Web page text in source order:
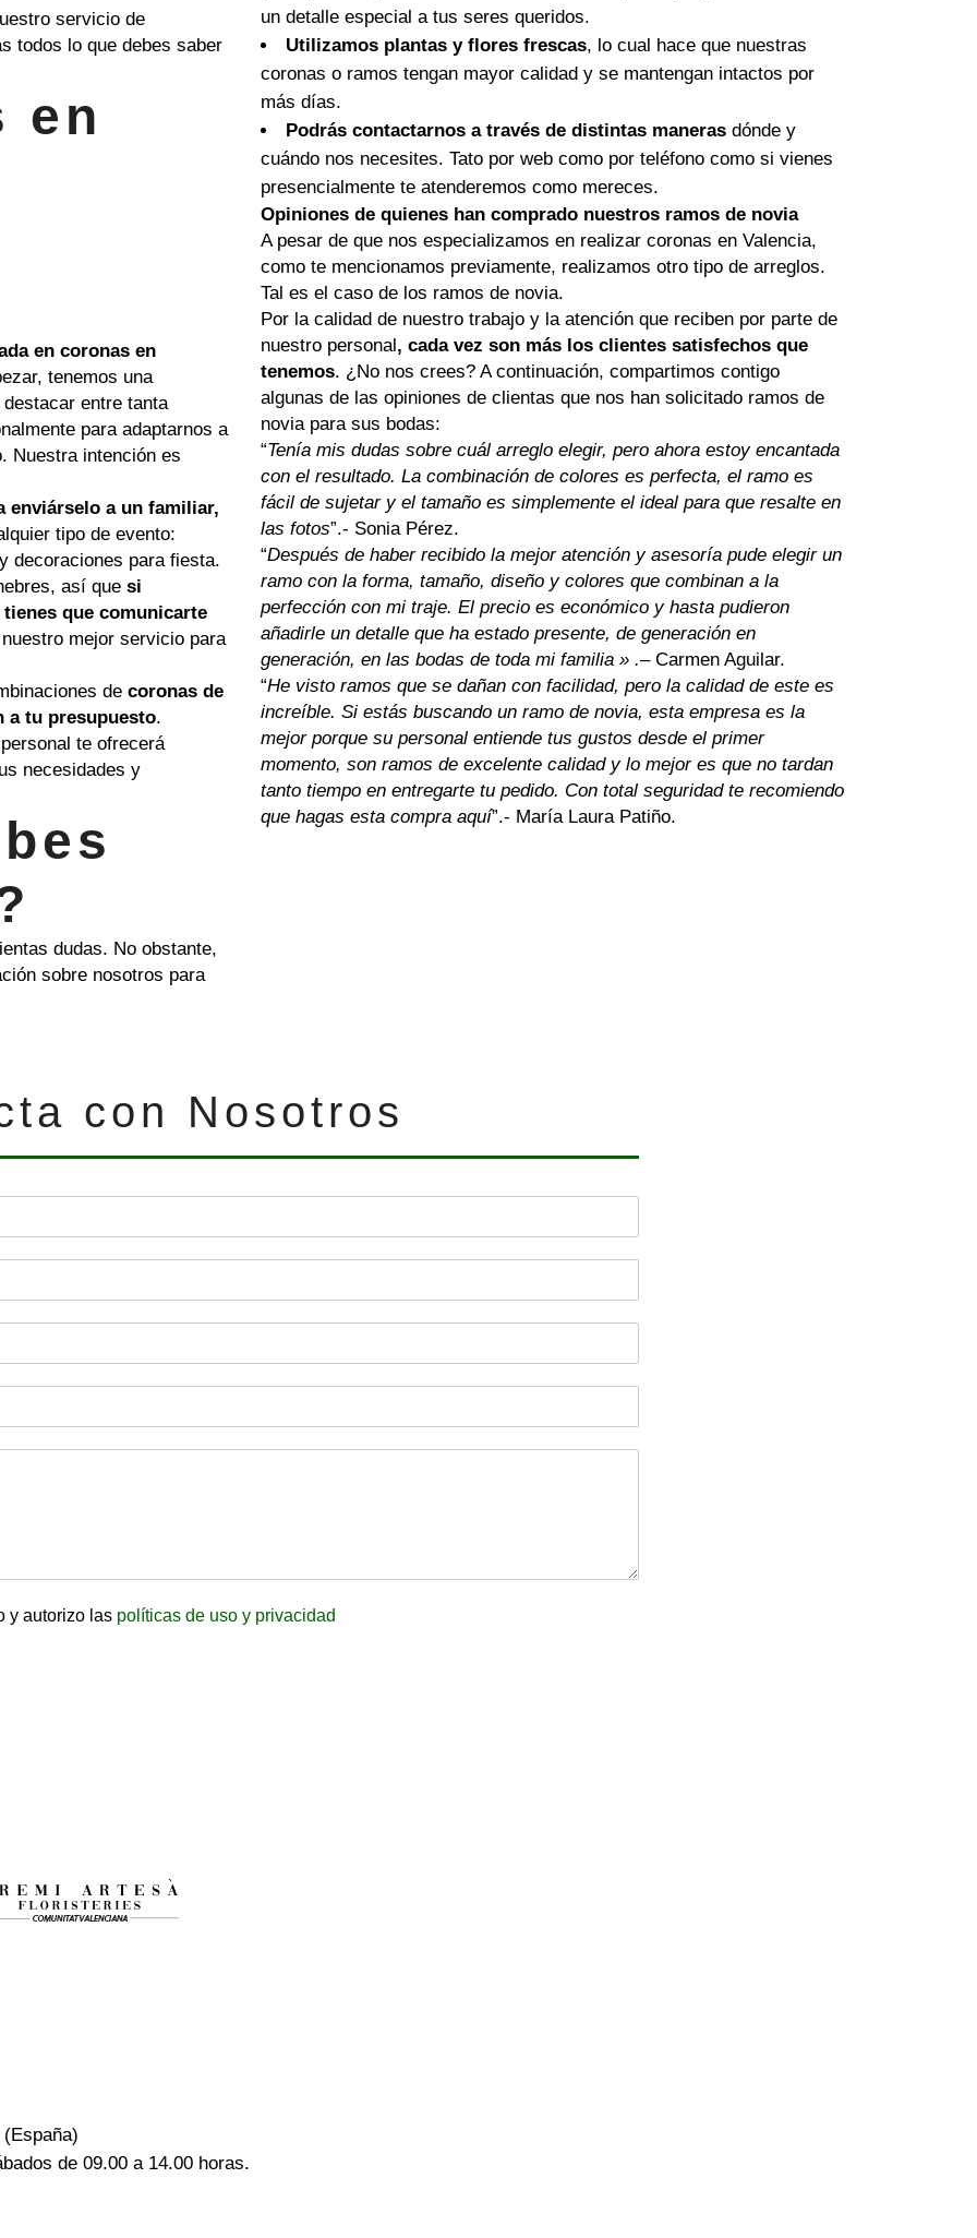
servicio de
todos lo que debes saber
en
en coronas en
tenemos una
entre tanta
para adaptarnos a
Nuestra intención es
enviárselo a un familiar,
tipo de evento:
decoraciones para fiesta.
así que si
que comunicarte
mejor servicio para
de coronas de
a tu presupuesto.
te ofrecerá
necesidades y
dudas. No obstante,
sobre nosotros para
un detalle especial a tus seres queridos.
Utilizamos plantas y flores frescas, lo cual hace que nuestras
coronas o ramos tengan mayor calidad y se mantengan intactos por
más días.
Podrás contactarnos a través de distintas maneras dónde y
cuándo nos necesites. Tato por web como por teléfono como si vienes
presencialmente te atenderemos como mereces.
Opiniones de quienes han comprado nuestros ramos de novia
A pesar de que nos especializamos en realizar coronas en Valencia,
como te mencionamos previamente, realizamos otro tipo de arreglos.
Tal es el caso de los ramos de novia.
Por la calidad de nuestro trabajo y la atención que reciben por parte de
nuestro personal, cada vez son más los clientes satisfechos que
tenemos. ¿No nos crees? A continuación, compartimos contigo
algunas de las opiniones de clientas que nos han solicitado ramos de
novia para sus bodas:
“Tenía mis dudas sobre cuál arreglo elegir, pero ahora estoy encantada
con el resultado. La combinación de colores es perfecta, el ramo es
fácil de sujetar y el tamaño es simplemente el ideal para que resalte en
las fotos”.- Sonia Pérez.
“Después de haber recibido la mejor atención y asesoría pude elegir un
ramo con la forma, tamaño, diseño y colores que combinan a la
perfección con mi traje. El precio es económico y hasta pudieron
añadirle un detalle que ha estado presente, de generación en
generación, en las bodas de toda mi familia » .– Carmen Aguilar.
“He visto ramos que se dañan con facilidad, pero la calidad de este es
increíble. Si estás buscando un ramo de novia, esta empresa es la
mejor porque su personal entiende tus gustos desde el primer
momento, son ramos de excelente calidad y lo mejor es que no tardan
tanto tiempo en entregarte tu pedido. Con total seguridad te recomiendo
que hagas esta compra aquí”.- María Laura Patiño.
con Nosotros
y autorizo las políticas de uso y privacidad
de 09.00 a 14.00 horas.